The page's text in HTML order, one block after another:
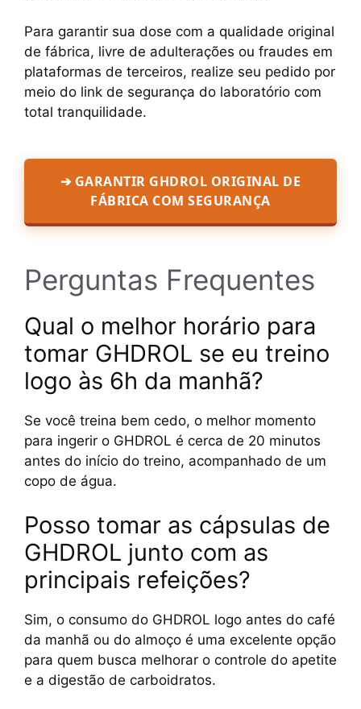
Para garantir sua dose com a qualidade original
de fábrica, livre de adulterações ou fraudes em
plataformas de terceiros, realize seu pedido por
meio do link de segurança do laboratório com
total tranquilidade.
➔ GARANTIR GHDROL ORIGINAL DE
FÁBRICA COM SEGURANÇA
Perguntas Frequentes
Qual o melhor horário para
tomar GHDROL se eu treino
logo às 6h da manhã?
Se você treina bem cedo, o melhor momento
para ingerir o GHDROL é cerca de 20 minutos
antes do início do treino, acompanhado de um
copo de água.
Posso tomar as cápsulas de
GHDROL junto com as
principais refeições?
Sim, o consumo do GHDROL logo antes do café
da manhã ou do almoço é uma excelente opção
para quem busca melhorar o controle do apetite
e a digestão de carboidratos.